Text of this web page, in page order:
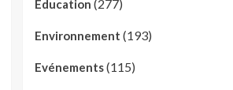
Education (277)
Environnement (193)
Evénements(115)